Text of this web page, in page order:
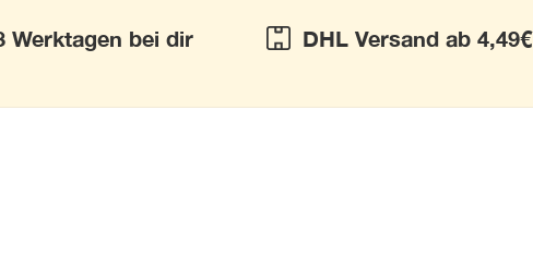
Werktagen bei dir DHL Versand ab 4,49€